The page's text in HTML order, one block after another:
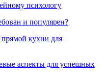
психологу
и популярен?
кухни для
аспекты для успешных